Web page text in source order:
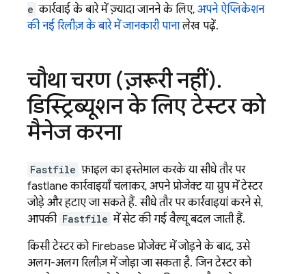
e कार्रवाई के बारे में ज़्यादा जानने के लिए, अपने ऐप्लिकेशन
की नई रिलीज़ के बारे में जानकारी पानालेख पढ़ें.
चौथा चरण (ज़रूरी नहीं).
डिस्ट्रिब्यूशन के लिए टेस्टर को
मैनेज करना
Fastfile फ़ाइल का इस्तेमाल करके या सीधे तौर पर
fastlane कार्रवाइयाँ चलाकर, अपने प्रोजेक्ट या ग्रुप में टेस्टर
जोड़े और हटाए जा सकते हैं. सीधे तौर पर कार्रवाइयां करने से,
आपकी Fastfile में सेट की गई वैल्यू बदल जाती हैं.
किसी टेस्टर को Firebase प्रोजेक्ट में जोड़ने के बाद, उसे
अलग-अलग रिलीज़ में जोड़ा जा सकता है. जिन टेस्टर को